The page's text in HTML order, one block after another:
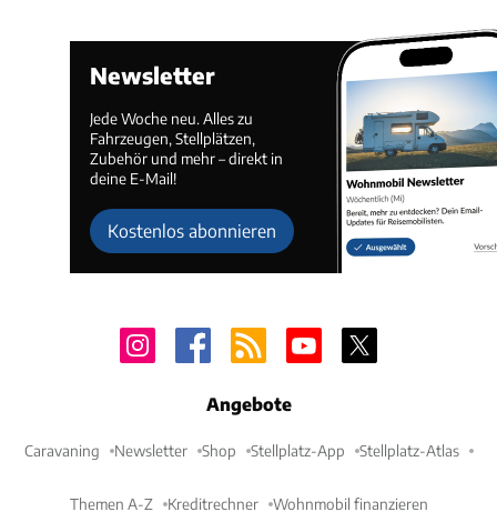
Newsletter
Jede Woche neu. Alles zu
Fahrzeugen, Stellplätzen,
Zubehör und mehr – direkt in
deine E-Mail!
Kostenlos abonnieren
Angebote
Caravaning Newsletter Shop Stellplatz-App Stellplatz-Atlas
Themen A-Z Kreditrechner Wohnmobil finanzieren